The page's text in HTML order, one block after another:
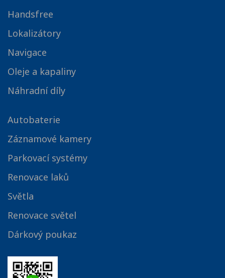
Handsfree
Lokalizátory
Navigace
Oleje a kapaliny
Náhradní díly
Autobaterie
Záznamové kamery
Parkovací systémy
Renovace laků
Světla
Renovace světel
Dárkový poukaz